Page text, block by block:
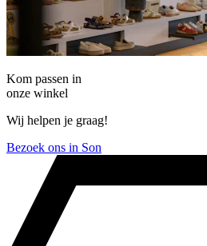
Kom passen in
onze winkel
Wij helpen je graag!
Bezoek ons in Son